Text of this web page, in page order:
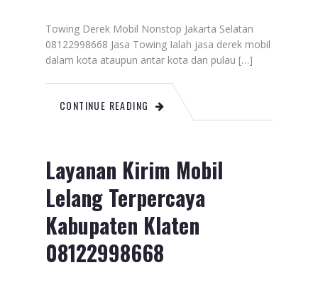
Towing Derek Mobil Nonstop Jakarta Selatan
08122998668 Jasa Towing Ialah jasa derek mobil
dalam kota ataupun antar kota dan pulau […]
CONTINUE READING
Layanan Kirim Mobil
Lelang Terpercaya
Kabupaten Klaten
08122998668